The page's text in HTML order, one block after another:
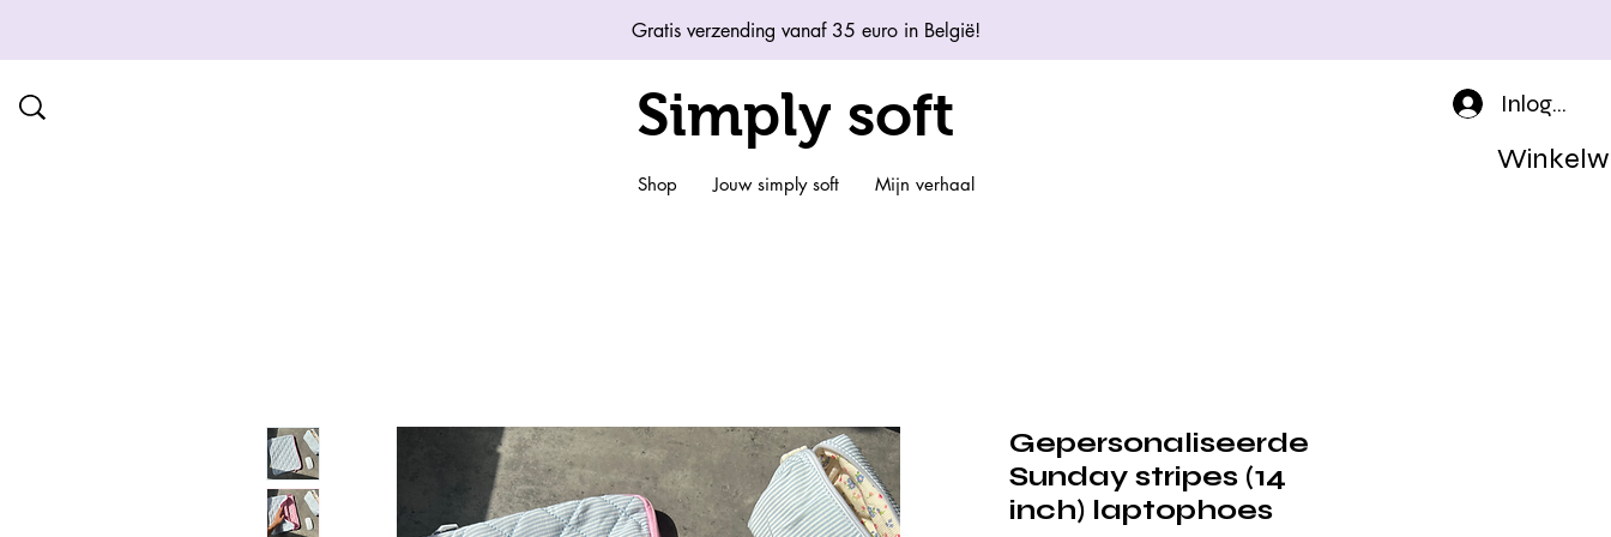
Gratis verzending vanaf 35 euro in België!
Simply soft
Shop Jouw simply soft Mijn verhaal
Inloggen
Gepersonaliseerde
Sunday stripes (14
inch) laptophoes